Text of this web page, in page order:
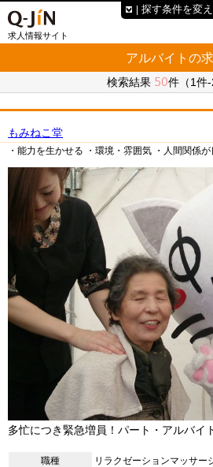
求人情報サイト
アルバイトの
検索結果 50件（1件-
もみねこ堂
・能力を生かせる ・環境・雰囲気 ・人間関係
多忙につき緊急増員！パート・アルバイ
職種
リラクゼーションマッサー
探す条件を変